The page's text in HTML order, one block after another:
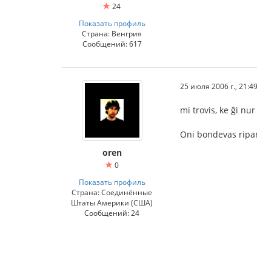
24
Показать профиль
Страна: Венгрия
Сообщений: 617
oren
0
Показать профиль
Страна: Соединённые
Штаты Америки (США)
Сообщений: 24
25 июля 2006 г.,
mi trovis, ke ĝi
Oni bondevas